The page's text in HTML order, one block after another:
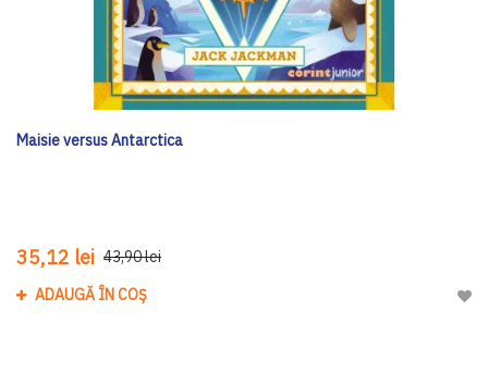
Maisie versus Antarctica
35,12 lei 43,90 lei
ADAUGĂ ÎN COȘ